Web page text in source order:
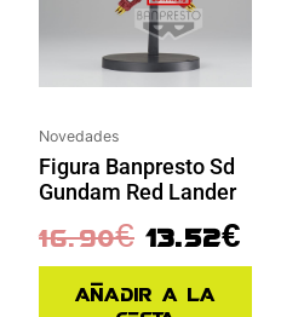
Novedades
Figura Banpresto Sd
Gundam Red Lander
16.90€ 13.52€
Añadir a la